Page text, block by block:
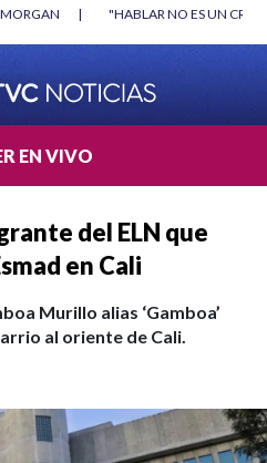
|
"HABLAR NO ES UN
EN VIVO
del ELN que
en Cali
Murillo alias ‘Gamboa’
al oriente de Cali.